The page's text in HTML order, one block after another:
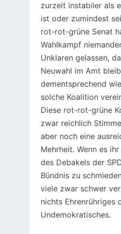
zurzeit instabiler als
ist oder zumindest
rot-rot-grüne Senat
Wahlkampf
Unklaren gelassen,
Neuwahl im Amt
dementsprechend
solche Koalition
Diese rot-rot-grüne
zwar reichlich
aber noch eine
Mehrheit. Wenn es
des Debakels der
Bündnis zu
viele zwar schwer
nichts Ehrenrühriges
Undemokratisches.